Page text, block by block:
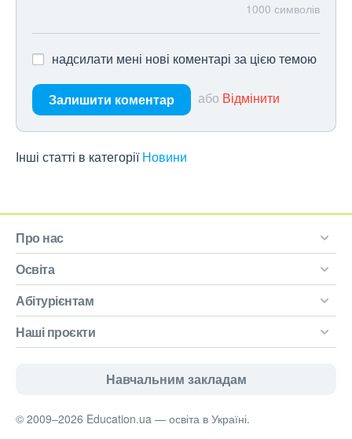
1000 символів
надсилати мені нові коментарі за цією темою
Залишити коментар або Відмінити
Інші статті в категорії Новини
Про нас
Освіта
Абітурієнтам
Наші проєкти
Навчальним закладам
© 2009–2026 Education.ua — освіта в Україні.